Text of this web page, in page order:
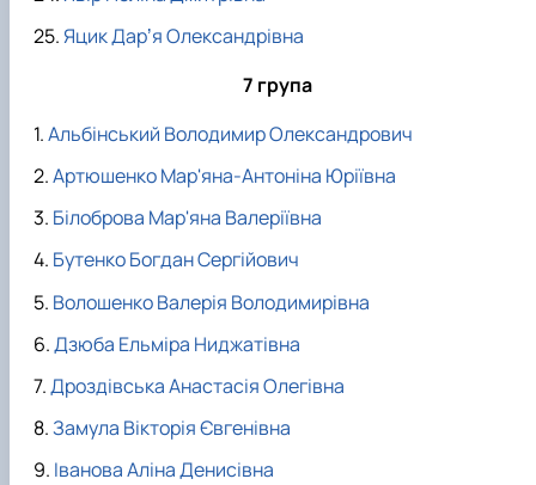
Яцик Дарʼя Олександрівна
7 група
Альбінський Володимир Олександрович
Артюшенко Мар'яна-Антоніна Юріївна
Білоброва Мар'яна Валеріївна
Бутенко Богдан Сергійович
Волошенко Валерія Володимирівна
Дзюба Ельміра Ниджатівна
Дроздівська Анастасія Олегівна
Замула Вікторія Євгенівна
Іванова Аліна Денисівна